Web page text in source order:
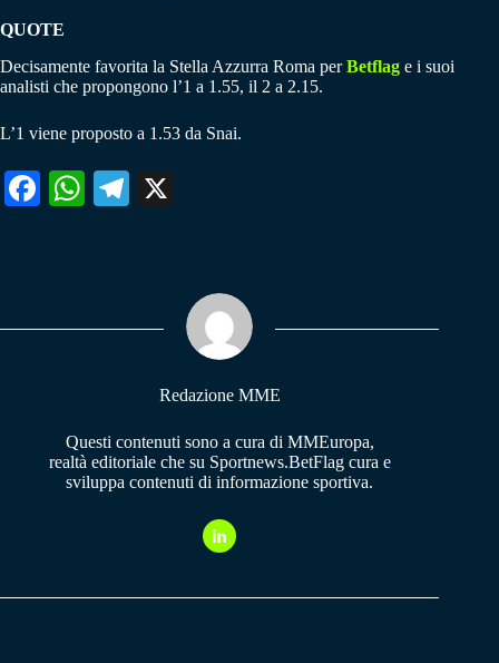
QUOTE
Decisamente favorita la Stella Azzurra Roma perBetflag e i suoi
analisti che propongono l’1 a 1.55, il 2 a 2.15.
L’1 viene proposto a 1.53 da Snai.
Fa W
pp
Te
m
Redazione MME
Questi contenuti sono a cura di MMEuropa,
realtà editoriale che su Sportnews.BetFlag cura e
sviluppa contenuti di informazione sportiva.